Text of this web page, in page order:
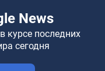
News
курсе последних
сегодня